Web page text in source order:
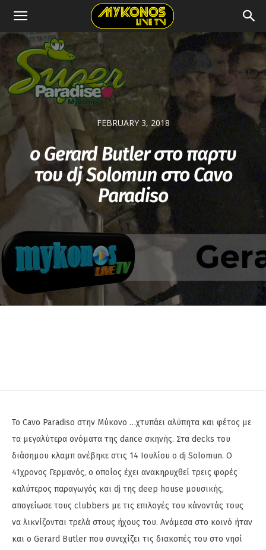
FEBRUARY 3, 2018
ο Gerard Butler στο παρτυ
του dj Solomun στο Cavo
Paradiso
Το Cavo Paradiso στην Μύκονο …χτυπάει αλύπητα και φέτος με
τα μεγαλύτερα ονόματα της dance σκηνής. Στα decks του
διάσημου κλαμπ ανέβηκε στις 14 Ιουλίου o dj Solomun. Ο
41χρονος Γερμανός, ο οποίος έχει ανακηρυχθεί τρεις φορές
καλύτερος παραγωγός και dj της deep house μουσικής,
απογείωσε τους clubbers με τις επιλογές του κάνοντάς τoυς
να λικνίζoνται τρελά στους ήχους του. Ανάμεσα στο κοινό ήταν
και ο Gerard Butler που συνεχίζει τις διακοπές του στο νησί